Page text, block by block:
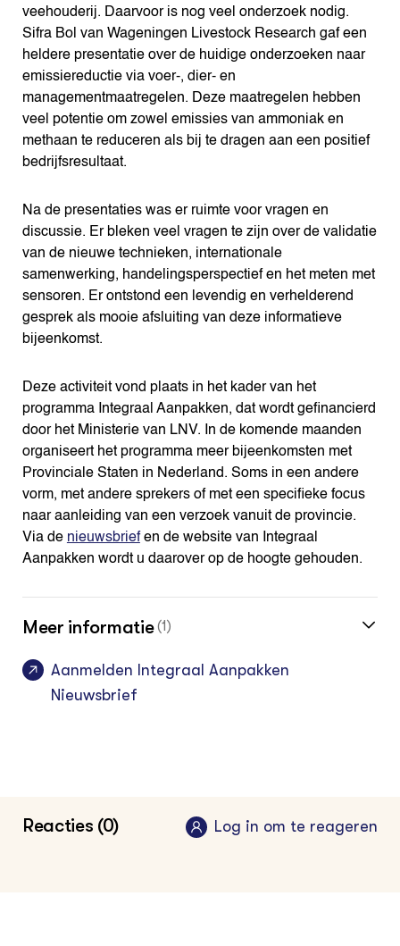
veehouderij. Daarvoor is nog veel onderzoek nodig.
Sifra Bol van Wageningen Livestock Research gaf een
heldere presentatie over de huidige onderzoeken naar
emissiereductie via voer-, dier- en
managementmaatregelen. Deze maatregelen hebben
veel potentie om zowel emissies van ammoniak en
methaan te reduceren als bij te dragen aan een positief
bedrijfsresultaat.
Na de presentaties was er ruimte voor vragen en
discussie. Er bleken veel vragen te zijn over de validatie
van de nieuwe technieken, internationale
samenwerking, handelingsperspectief en het meten met
sensoren. Er ontstond een levendig en verhelderend
gesprek als mooie afsluiting van deze informatieve
bijeenkomst.
Deze activiteit vond plaats in het kader van het
programma Integraal Aanpakken, dat wordt gefinancierd
door het Ministerie van LNV. In de komende maanden
organiseert het programma meer bijeenkomsten met
Provinciale Staten in Nederland. Soms in een andere
vorm, met andere sprekers of met een specifieke focus
naar aanleiding van een verzoek vanuit de provincie.
Via de nieuwsbriefen de website van Integraal
Aanpakken wordt u daarover op de hoogte gehouden.
Meer informatie (1)
Aanmelden Integraal Aanpakken
Nieuwsbrief
Reacties (0) Log in om te reageren